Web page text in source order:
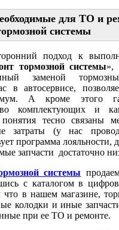
для ТО и
системы
подход к
тормозной системы»,
заменой
в автосервисе,
А кроме этого
комплектующих и
тесно связаны
затраты (у нас
программа лояльности,
запчасти достаточно
системы
с каталогом в
в нашем магазине,
колодки и иные
при ее ТО и ремонте.